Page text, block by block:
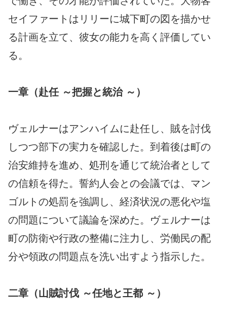
セイファートはリリーに城下町の図を描かせ
る計画を立て、彼女の能力を高く評価してい
る。
一章（赴任 ～把握と統治 ～）
ヴェルナーはアンハイムに赴任し、賊を討伐
しつつ部下の実力を確認した。到着後は町の
治安維持を進め、処刑を通じて統治者として
の信頼を得た。誓約人会との会議では、マン
ゴルトの処罰を強調し、経済状況の悪化や塩
の問題について議論を深めた。ヴェルナーは
町の防衛や行政の整備に注力し、労働民の配
分や領政の問題点を洗い出すよう指示した。
二章（山賊討伐 ～任地と王都 ～）